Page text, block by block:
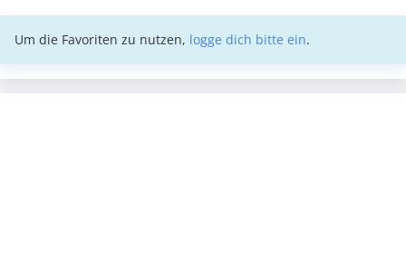
Um die Favoriten zu nutzen, logge dich bitte ein.